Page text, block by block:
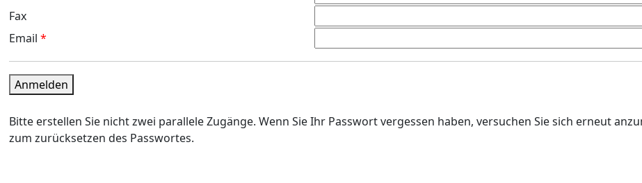
Fax
Email *
Anmelden
Bitte erstellen Sie nicht zwei parallele Zugänge. Wenn Sie Ihr Passwort vergessen haben, versuchen Sie sich erneut
zum zurücksetzen des Passwortes.